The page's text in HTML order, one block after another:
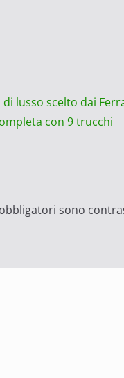
lusso scelto dai
con 9 trucchi
sono